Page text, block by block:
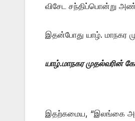
விசேட சந்திப்பொன்று
இதன்போது யாழ். மாநகர
யாழ்.மாநகர முதல்வரின்
இதற்கமைய, “இலங்கை